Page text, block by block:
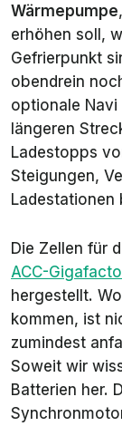
Wärmepumpe
erhöhen soll,
Gefrierpunkt
obendrein
optionale
längeren
Ladestopps
Steigungen,
Ladestationen
Die Zellen für
ACC-
hergestellt.
kommen, ist
zumindest
Soweit wir
Batterien her.